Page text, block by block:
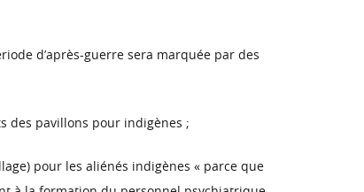
d’après-guerre sera marquée par des
des pavillons pour indigènes ;
pour les aliénés indigènes « parce que